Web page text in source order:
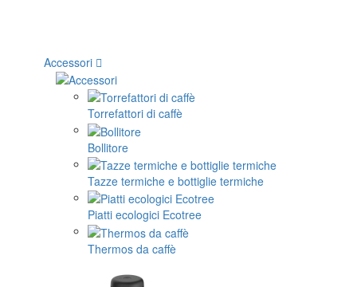
Accessori
Torrefattori di caffè
Bollitore
Tazze termiche e bottiglie termiche
Piatti ecologici Ecotree
Thermos da caffè